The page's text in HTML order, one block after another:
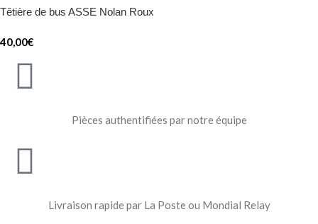
Têtière de bus ASSE Nolan Roux
40,00€
Pièces authentifiées par notre équipe
Livraison rapide par La Poste ou Mondial Relay